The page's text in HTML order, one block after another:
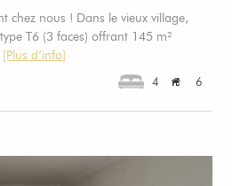
chez nous ! Dans le vieux village,
T6 (3 faces) offrant 145 m²
[Plus d’info]
4 6